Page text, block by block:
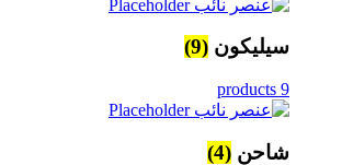
سيليكون (9)
9 products
شاحن (4)